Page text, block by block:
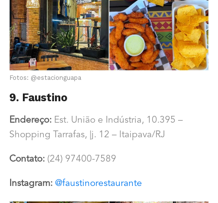
Fotos: @estacionguapa
9. Faustino
Endereço:Est. União e Indústria, 10.395 –
Shopping Tarrafas, |j. 12 – ltaipava/RJ
Contato:(24) 97400-7589
Instagram: @faustinorestaurante